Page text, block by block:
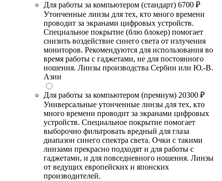
Для работы за компьютером (стандарт) 6700 ₽
Утонченные линзы для тех, кто много времени
проводит за экранами цифровых устройств.
Специальное покрытие (блю блокер) помогает
снизить воздействие синего света от излучения
мониторов. Рекомендуются для использования во
время работы с гаджетами, не для постоянного
ношения. Линзы производства Сербии или Ю.-В.
Азии
Для работы за компьютером (премиум) 20300 ₽
Универсальные утонченные линзы для тех, кто
много времени проводит за экранами цифровых
устройств. Специальное покрытие помогает
выборочно фильтровать вредный для глаза
диапазон синего спектра света. Очки с такими
линзами прекрасно подходят и для работы с
гаджетами, и для повседневного ношения. Линзы
от ведущих европейских и японских
производителей.